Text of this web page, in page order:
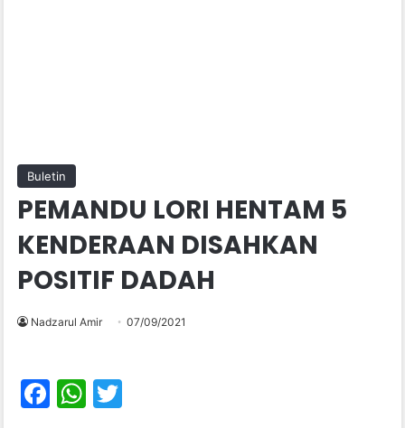
Buletin
PEMANDU LORI HENTAM 5
KENDERAAN DISAHKAN
POSITIF DADAH
Nadzarul Amir 07/09/2021
F
W